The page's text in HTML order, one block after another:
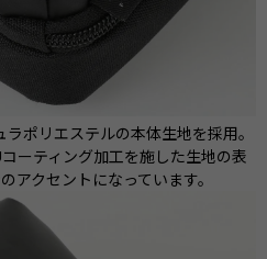
ポリエステルの本体生地を採用。
ーティング加工を施した生地の表
アクセントになっています。